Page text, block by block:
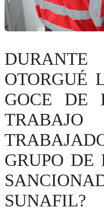
DURANTE
OTORGUÉ
GOCE DE
GRUPO DE
SUNAFIL?